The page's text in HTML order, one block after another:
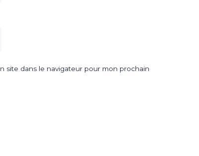
site dans le navigateur pour mon prochain